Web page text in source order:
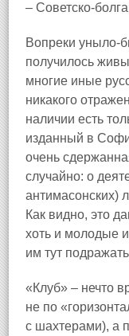
–
Вопреки
получилось
многие иные
никакого
наличии есть
изданный в
очень
случайно: о
антимасонских)
Как видно, это
хоть и молодые
им тут
«Клуб» – нечто
не по
с шахтерами), а